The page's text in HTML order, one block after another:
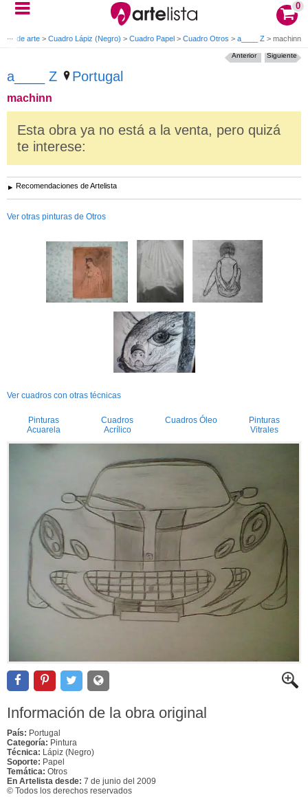
0
de arte > Cuadro Lápiz (Negro) > Cuadro Papel > Cuadro Otros > a____ Z > machinn
a____ Z Portugal
machinn
Siguiente
Anterior
Esta obra ya no está a la venta, pero quizá
te interese:
Recomendaciones de Artelista
Ver otras pinturas de Otros
Ver cuadros con otras técnicas
Pinturas
Acuarela
Cuadros
Acrílico
Cuadros Óleo
Pinturas
Vitrales
Información de la obra original
País: Portugal
Categoría: Pintura
Técnica: Lápiz (Negro)
Soporte: Papel
Temática: Otros
En Artelista desde: 7 de junio del 2009
© Todos los derechos reservados